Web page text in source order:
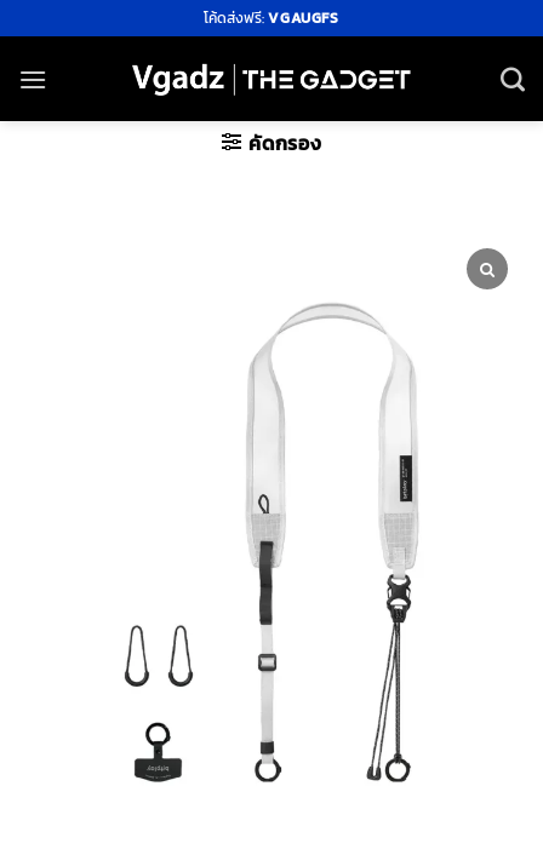
ไป
ยัง
โค้ดส่งฟรี:VGAUGFS
คัดกรอง